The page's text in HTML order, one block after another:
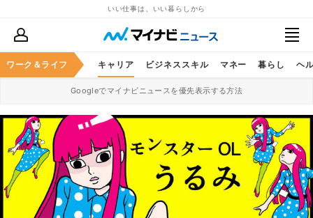
いい仕事は、いい暮らしから
ワーク＆ライフ キャリア ビジネススキル マネー 暮らし ヘ
Googleでマイナビニュースを優先表示する方法